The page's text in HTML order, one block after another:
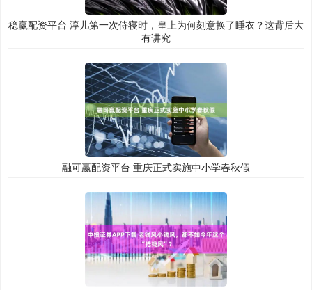
稳赢配资平台 淳儿第一次侍寝时，皇上为何刻意换了睡衣？这背后大
有讲究
融可赢配资平台 重庆正式实施中小学春秋假